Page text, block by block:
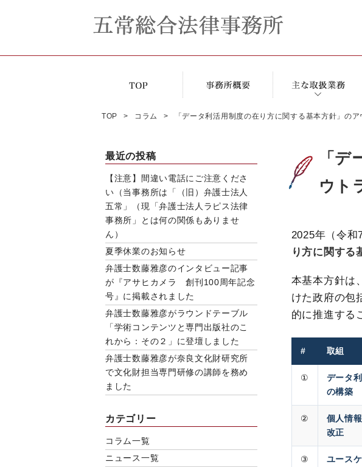
TOP コラム 「データ利活用制度の在り方に関する基本方針」の
最近の投稿
【注意】間違い電話にご注意くださ
い（当事務所は「（旧）弁護士法人
五常」（現「弁護士法人ラピス法律
事務所」とは何の関係もありませ
ん）
夏季休業のお知らせ
弁護士数藤雅彦のインタビュー記事
が『アサヒカメラ 創刊100周年記念
号』に掲載されました
弁護士数藤雅彦がラウンドテーブル
「学術コンテンツと専門出版社のこ
れから：その２」に登壇しました
弁護士数藤雅彦が奈良文化財研究所
で文化財担当専門研修の講師を務め
ました
カテゴリー
コラム一覧
ニュース一覧
「
ウト
2025年（令和
り方に関する
本基本方針は
けた政府の包
的に推進する
# 取組
①
データ
の構築
②
個人情
改正
③
ユース